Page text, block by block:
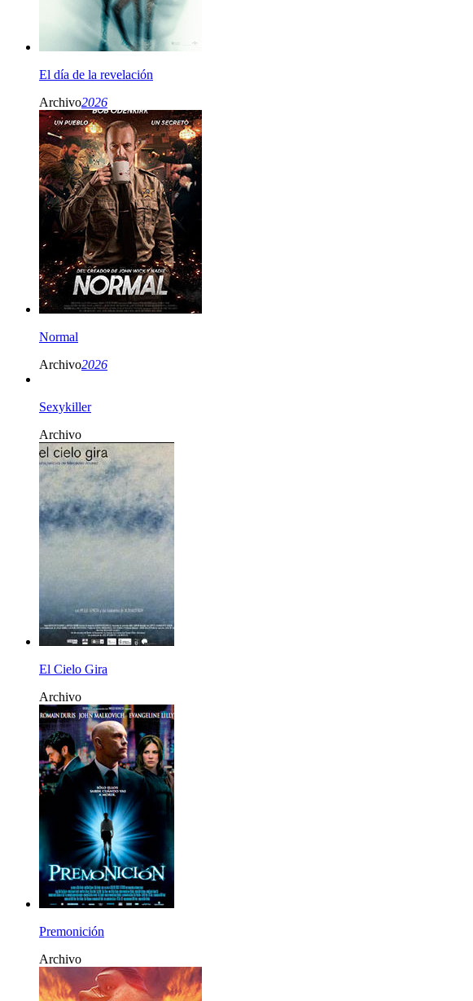
El día de la revelación
Archivo2026
Normal
Archivo2026
Sexykiller
Archivo
El Cielo Gira
Archivo
Premonición
Archivo